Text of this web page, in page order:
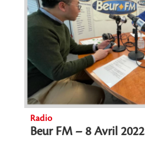
Radio
Beur FM – 8 Avril 2022